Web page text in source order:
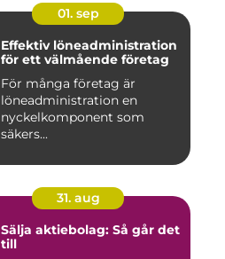
01. sep
Effektiv löneadministration
för ett välmående företag
För många företag är
löneadministration en
nyckelkomponent som
säkers...
31. aug
Sälja aktiebolag: Så går det
till